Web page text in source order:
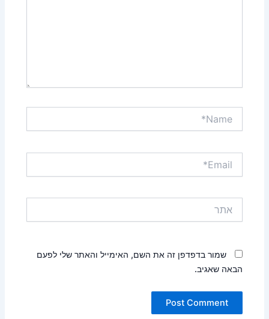
שמור בדפדפן זה את השם, האימייל והאתר שלי לפעם
הבאה שאגיב.